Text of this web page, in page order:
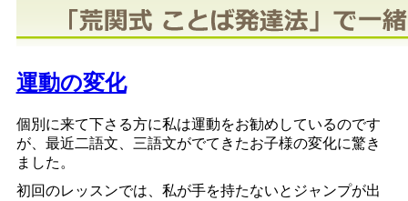
運動の変化
個別に来て下さる方に私は運動をお勧めしているのです
が、最近二語文、三語文がでてきたお子様の変化に驚き
ました。
初回のレッスンでは、私が手を持たないとジャンプが出